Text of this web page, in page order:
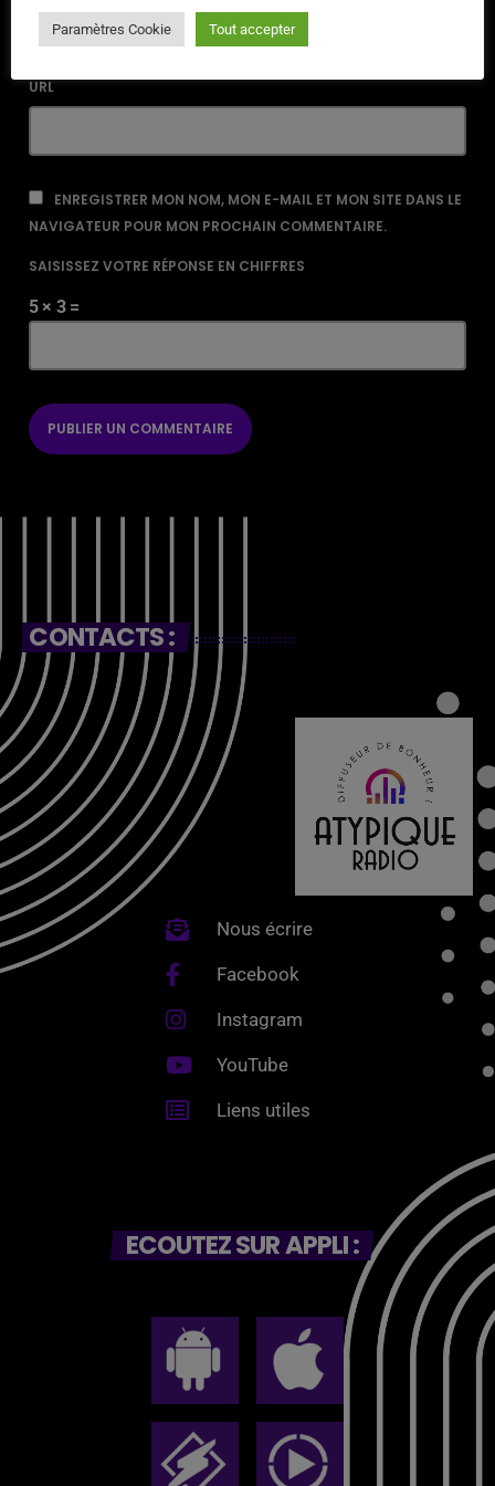
URL
ENREGISTRER MON NOM, MON E-MAIL ET MON SITE DANS LE
NAVIGATEUR POUR MON PROCHAIN COMMENTAIRE.
SAISISSEZ VOTRE RÉPONSE EN CHIFFRES
5 × 3 =
CONTACTS :
Nous écrire
Facebook
Instagram
YouTube
Liens utiles
ECOUTEZ SUR APPLI :
Paramètres Cookie Tout accepter